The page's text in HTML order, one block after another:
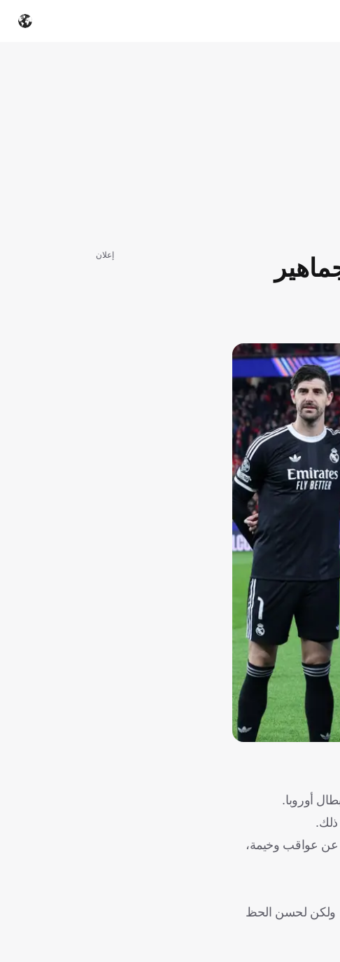
أوروبا.
ذلك.
تسفر عن عواقب وخيمة،
ولكن لحسن الحظ
إعلان